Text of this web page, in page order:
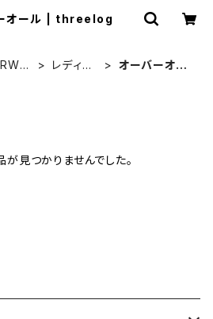
オール | threelog
レディー
オーバーオー
見つかりませんでした。